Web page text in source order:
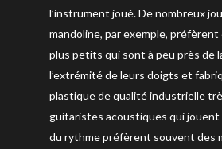
l’instrument joué. De nombreux
mandoline, par exemple,
plus petits qui sont à peu près de
l’extrémité de leurs doigts et
plastique de qualité industrielle
guitaristes acoustiques qui jouent
du rythme préfèrent souvent des